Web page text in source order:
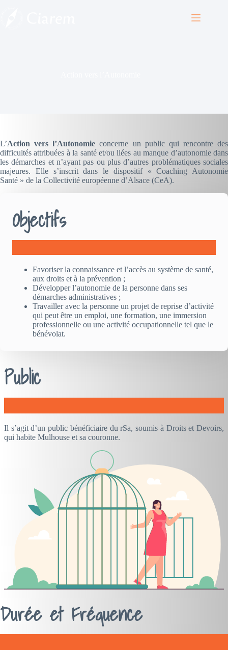
L’Action vers l’Autonomie concerne un public qui rencontre des
difficultés attribuées à la santé et/ou liées au manque d’autonomie dans
les démarches et n’ayant pas ou plus d’autres problématiques sociales
majeures. Elle s’inscrit dans le dispositif « Coaching Autonomie
Santé » de la Collectivité européenne d’Alsace (CeA).
Objectifs
Favoriser la connaissance et l’accès au système de santé,
aux droits et à la prévention ;
Développer l’autonomie de la personne dans ses
démarches administratives ;
Travailler avec la personne un projet de reprise d’activité
qui peut être un emploi, une formation, une immersion
professionnelle ou une activité occupationnelle tel que le
bénévolat.
Public
Il s’agit d’un public bénéficiaire du rSa, soumis à Droits et Devoirs,
qui habite Mulhouse et sa couronne.
Durée et Fréquence